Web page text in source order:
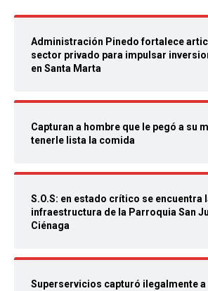
Administración Pinedo fortalece
sector privado para impulsar
en Santa Marta
Capturan a hombre que le pegó a su
tenerle lista la comida
S.O.S: en estado crítico se encuentra
infraestructura de la Parroquia San
Ciénaga
Superservicios capturó ilegalmente a